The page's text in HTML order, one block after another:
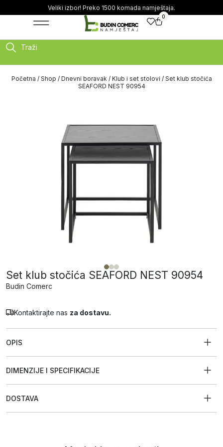
Veliki izbor! Preko 1500 komada namještaja.
0
Traži
Početna / Shop / Dnevni boravak / Klub i set stolovi / Set klub stočića
SEAFORD NEST 90954
Set klub stočića SEAFORD NEST 90954
Budin Comerc
Kontaktirajte nas za dostavu.
OPIS
DIMENZIJE I SPECIFIKACIJE
DOSTAVA